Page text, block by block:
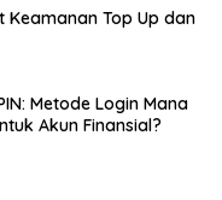
Keamanan Top Up dan
Metode Login Mana
Akun Finansial?